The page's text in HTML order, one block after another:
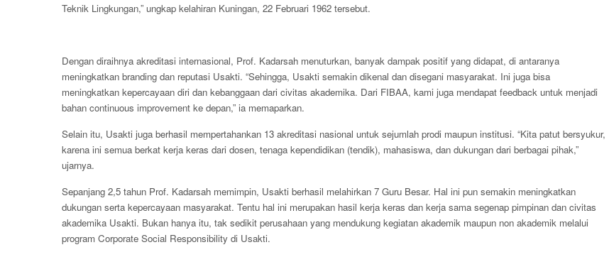
Teknik Lingkungan,” ungkap kelahiran Kuningan, 22 Februari 1962 tersebut.
Dengan diraihnya akreditasi internasional, Prof. Kadarsah menuturkan, banyak dampak positif yang didapat, di antaranya
meningkatkan branding dan reputasi Usakti. “Sehingga, Usakti semakin dikenal dan disegani masyarakat. Ini juga bisa
meningkatkan kepercayaan diri dan kebanggaan dari civitas akademika. Dari FIBAA, kami juga mendapat feedback untuk menjadi
bahan continuous improvement ke depan,” ia memaparkan.
Selain itu, Usakti juga berhasil mempertahankan 13 akreditasi nasional untuk sejumlah prodi maupun institusi. “Kita patut bersyukur,
karena ini semua berkat kerja keras dari dosen, tenaga kependidikan (tendik), mahasiswa, dan dukungan dari berbagai pihak,”
ujarnya.
Sepanjang 2,5 tahun Prof. Kadarsah memimpin, Usakti berhasil melahirkan 7 Guru Besar. Hal ini pun semakin meningkatkan
dukungan serta kepercayaan masyarakat. Tentu hal ini merupakan hasil kerja keras dan kerja sama segenap pimpinan dan civitas
akademika Usakti. Bukan hanya itu, tak sedikit perusahaan yang mendukung kegiatan akademik maupun non akademik melalui
program Corporate Social Responsibility di Usakti.